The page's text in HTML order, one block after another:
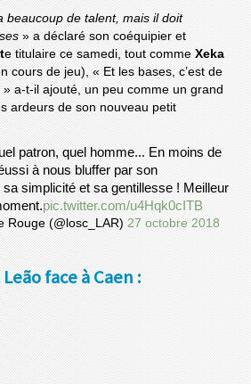
beaucoup de talent, mais il doit
» a déclaré son coéquipier et
e titulaire ce samedi, tout commeXeka
cours de jeu), « Et les bases, c’est de
a-t-il ajouté, un peu comme un grand
ardeurs de son nouveau petit
patron, quel homme... En moins de
à nous bluffer par son
simplicité et sa gentillesse ! Meilleur
pic.twitter.com/u4Hqk0cITB
Rouge (@losc_LAR)27 octobre 2018
face à Caen :